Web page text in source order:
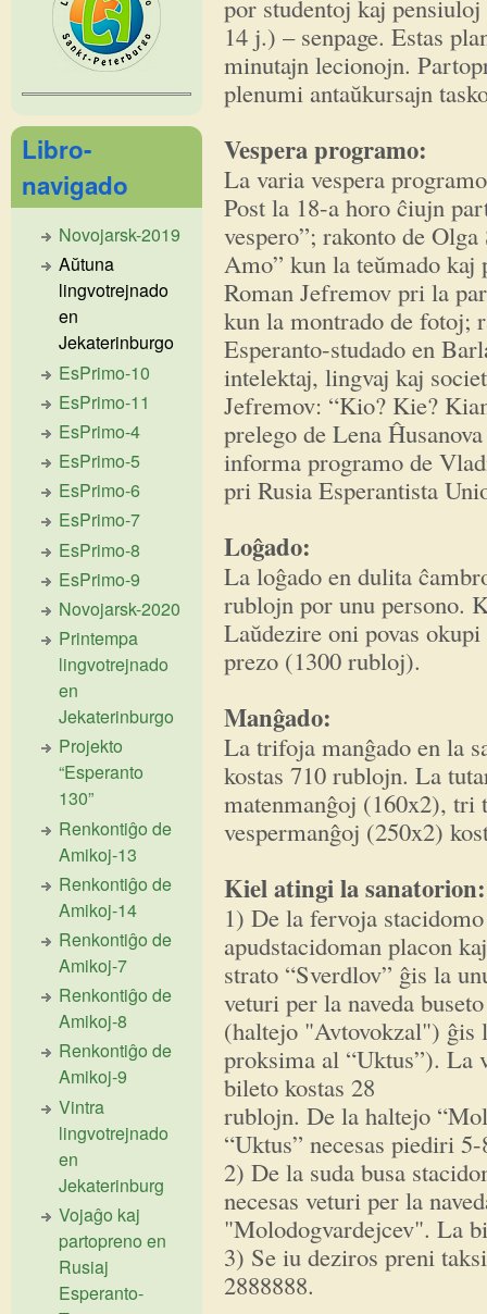
por studentoj kaj
14 j.) – senpage. Estas
minutajn lecionojn.
plenumi antaŭkursajn
Vespera programo:
La varia vespera
Post la 18-a horo ĉiujn
vespero”; rakonto de
Amo” kun la teŭmado
Roman Jefremov pri la
kun la montrado de fotoj;
Esperanto-studado en
intelektaj, lingvaj kaj
Jefremov: “Kio? Kie?
prelego de Lena
informa programo de
pri Rusia Esperantista
Loĝado:
La loĝado en dulita
rublojn por unu persono.
Laŭdezire oni povas
prezo (1300 rubloj).
Manĝado:
La trifoja manĝado en la
kostas 710 rublojn. La
matenmanĝoj (160x2), tri
vespermanĝoj (250x2)
Kiel atingi la sanatorion:
1) De la fervoja
apudstacidoman placon
strato “Sverdlov” ĝis la
veturi per la naveda
(haltejo "Avtovokzal") ĝis
proksima al “Uktus”). La
bileto kostas 28
rublojn. De la haltejo
“Uktus” necesas piediri
2) De la suda busa
necesas veturi per la
"Molodogvardejcev". La
3) Se iu deziros preni
2888888.
Libro-
navigado
Novojarsk-2019
Aŭtuna
lingvotrejnado
en
Jekaterinburgo
EsPrimo-10
EsPrimo-11
EsPrimo-4
EsPrimo-5
EsPrimo-6
EsPrimo-7
EsPrimo-8
EsPrimo-9
Novojarsk-2020
Printempa
lingvotrejnado
en
Jekaterinburgo
Projekto
“Esperanto
130”
Renkontiĝo de
Amikoj-13
Renkontiĝo de
Amikoj-14
Renkontiĝo de
Amikoj-7
Renkontiĝo de
Amikoj-8
Renkontiĝo de
Amikoj-9
Vintra
lingvotrejnado
en
Jekaterinburg
Vojaĝo kaj
partopreno en
Rusiaj
Esperanto-